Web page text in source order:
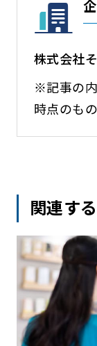
株式会社
※記事の
時点のも
関連す